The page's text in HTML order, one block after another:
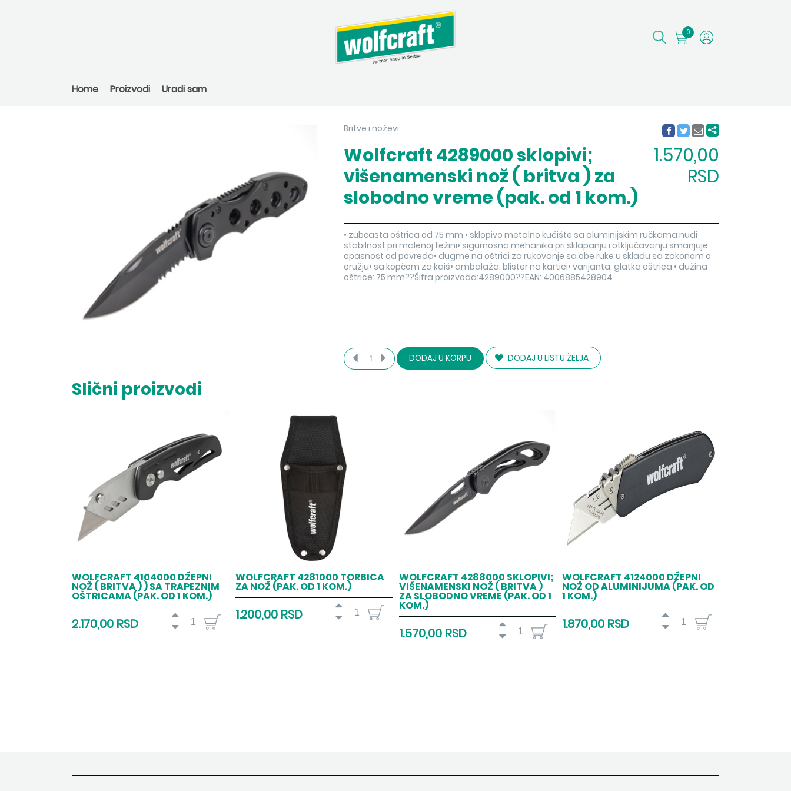
0
Home Proizvodi Uradi sam
Britve i noževi
Wolfcraft 4289000 sklopivi;
višenamenski nož ( britva ) za
slobodno vreme (pak. od 1 kom.)
1.570,00
RSD
• zubčasta oštrica od 75 mm • sklopivo metalno kućište sa aluminijskim ručkama nudi
stabilnost pri malenoj težini• sigurnosna mehanika pri sklapanju i otključavanju smanjuje
opasnost od povreda• dugme na oštrici za rukovanje sa obe ruke u skladu sa zakonom o
oružju• sa kopčom za kaiš• ambalaža: blister na kartici• varijanta: glatka oštrica • dužina
oštrice: 75 mm??Šifra proizvoda:4289000??EAN: 4006885428904
DODAJ U KORPU DODAJ U LISTU ŽELJA
Slični proizvodi
WOLFCRAFT 4104000 DŽEPNI
NOŽ ( BRITVA ) ) SA TRAPEZNIM
OŠTRICAMA (PAK. OD 1 KOM.)
2.170,00 RSD
WOLFCRAFT 4281000 TORBICA
ZA NOŽ (PAK. OD 1 KOM.)
1.200,00 RSD
WOLFCRAFT 4288000 SKLOPIVI;
VIŠENAMENSKI NOŽ ( BRITVA )
ZA SLOBODNO VREME (PAK. OD 1
KOM.)
1.570,00 RSD
WOLFCRAFT 4124000 DŽEPNI
NOŽ OD ALUMINIJUMA (PAK. OD
1 KOM.)
1.870,00 RSD